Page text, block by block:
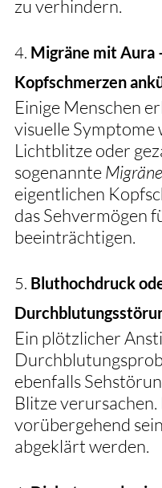
zu verhindern.
4. Migräne mit Aura
Kopfschmerzen
Einige Menschen
visuelle Symptome
Lichtblitze oder
sogenannte
eigentlichen
das Sehvermögen
beeinträchtigen.
5. Bluthochdruck
Ein plötzlicher
ebenfalls
Blitze verursachen.
vorübergehend
abgeklärt werden.